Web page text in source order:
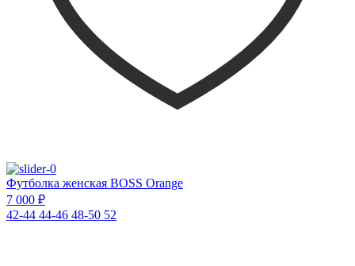
Футболка женская BOSS Orange
7 000 ₽
42-44 44-46 48-50 52